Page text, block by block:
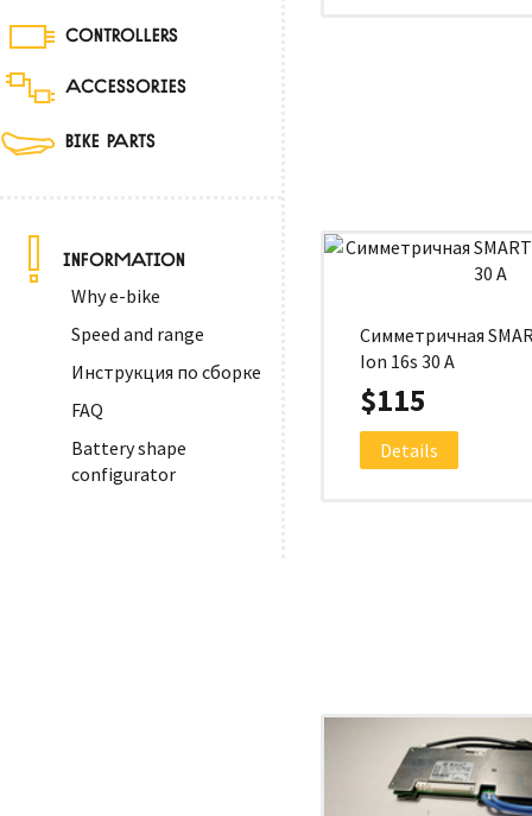
CONTROLLERS
ACCESSORIES
BIKE PARTS
INFORMATION
Why e-bike
Speed and range
Инструкция по сборке
FAQ
Battery shape
configurator
Симметричная
Ion 16s 30 A
$115
Details